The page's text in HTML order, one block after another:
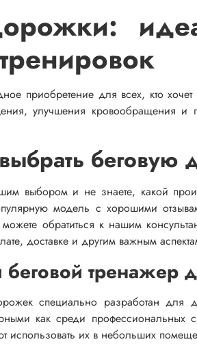
приобретение для всех, кто
улучшения кровообращения
беговую
выбором и не знаете, какой
модель с хорошими
обратиться к нашим
доставке и другим важным
тренажер
специально разработан
как среди
использовать их в небольших